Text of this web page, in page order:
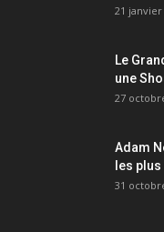
21 janvier
Le
une
27
Adam
les
31